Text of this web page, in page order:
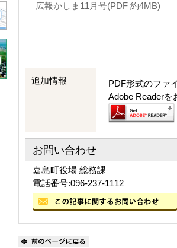
広報かしま11月号(PDF 約4MB)
追加情報
PDF形式のファ
Adobe Readerを
お問い合わせ
嘉島町役場 総務課
電話番号:096-237-1112